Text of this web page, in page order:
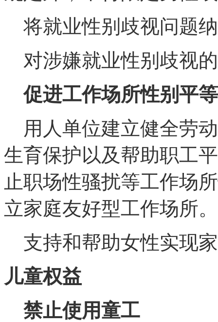
将就业性别歧视问题
对涉嫌就业性别歧视
促进工作场所性别平等
用人单位建立健全劳
生育保护以及帮助职工
止职场性骚扰等工作场
立家庭友好型工作场所。
支持和帮助女性实现
儿童权益
禁止使用童工